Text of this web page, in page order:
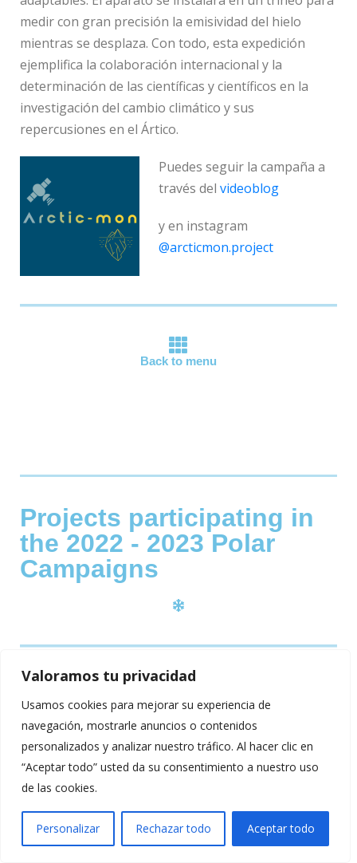
Valoramos tu privacidad
Usamos cookies para mejorar su experiencia de
navegación, mostrarle anuncios o contenidos
personalizados y analizar nuestro tráfico. Al hacer clic en
“Aceptar todo” usted da su consentimiento a nuestro uso
de las cookies.
Personalizar Rechazar todo Aceptar todo
medir con gran precisión la emisividad del hielo
mientras se desplaza. Con todo, esta expedición
ejemplifica la colaboración internacional y la
determinación de las científicas y científicos en la
investigación del cambio climático y sus
repercusiones en el Ártico.
Puedes seguir la campaña a
través del videoblog
y en instagram
@arcticmon.project
Back to menu
Projects participating in
the 2022 - 2023 Polar
Campaigns
Pepe Molina
Pepe Molina Cruz es
videoartista y participa
en la campaña Antarctica
de 2022-2023 para la
proyecto de realidad
virtual 360º. Puedes